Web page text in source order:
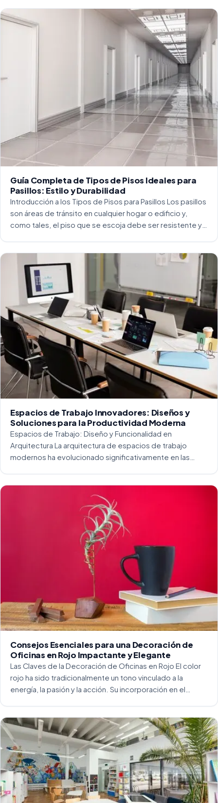
Guía Completa de Tipos de Pisos Ideales para
Pasillos: Estilo y Durabilidad
Introducción a los Tipos de Pisos para Pasillos Los pasillos
son áreas de tránsito en cualquier hogar o edificio y,
como tales, el piso que se escoja debe ser resistente y
Espacios de Trabajo Innovadores: Diseños y
Soluciones para la Productividad Moderna
Espacios de Trabajo: Diseño y Funcionalidad en
Arquitectura La arquitectura de espacios de trabajo
modernos ha evolucionado significativamente en las
Consejos Esenciales para una Decoración de
Oficinas en Rojo Impactante y Elegante
Las Claves de la Decoración de Oficinas en Rojo El color
rojo ha sido tradicionalmente un tono vinculado a la
energía, la pasión y la acción. Su incorporación en el